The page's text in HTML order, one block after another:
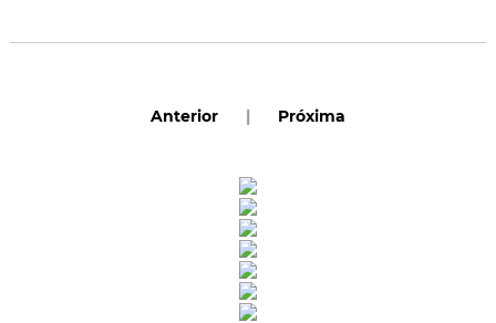
Anterior | Próxima